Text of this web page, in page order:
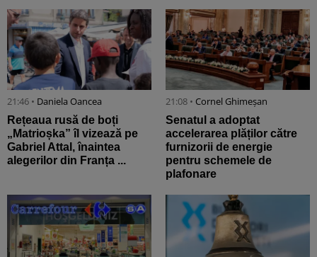
21:46 • Daniela Oancea
Rețeaua rusă de boți
„Matrioșka” îl vizează pe
Gabriel Attal, înaintea
alegerilor din Franța ...
21:08 • Cornel Ghimeșan
Senatul a adoptat
accelerarea plăților către
furnizorii de energie
pentru schemele de
plafonare